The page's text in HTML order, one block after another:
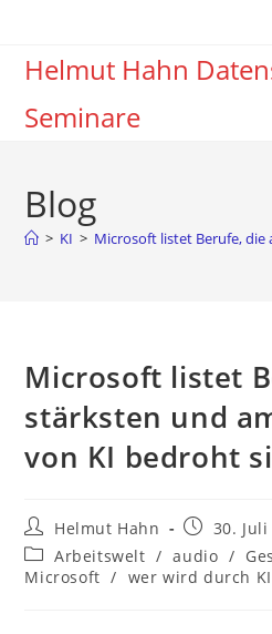
springenHelmut Hahn
Seminare
Blog
> KI > Microsoft listet Berufe,
Microsoft listet
stärksten und
von KI bedroht
Beitrags-
Autor:
Helmut Hahn
Beitrag30. Juli
Beitrags-
Kategorie:
Arbeitswelt / audio /
Microsoft / wer wird durch